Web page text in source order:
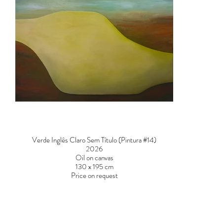
Verde Inglês Claro Sem Título (Pintura #14)
2026
Oil on canvas
130 x 195 cm
Price on request